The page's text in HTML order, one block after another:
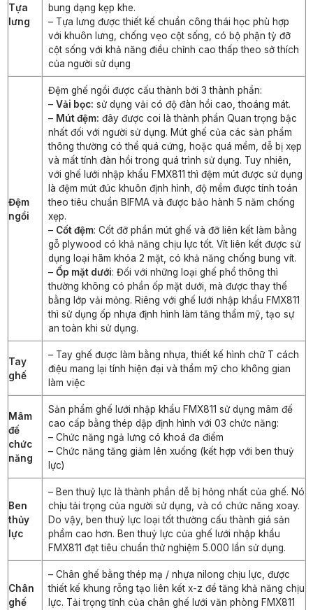
Tựa
lưng
bung dạng kẹp khe.
– Tựa lưng được thiết kế chuẩn công thái học phù hợp
với khuôn lưng, chống vẹo cột sống, có bộ phận tỳ đỡ
cột sống với khả năng điều chỉnh cao thấp theo sở thích
của người sử dụng
Đệm
ngồi
Đệm ghế ngồi được cấu thành bởi 3 thành phần:
– Vải bọc: sử dụng vải có độ đàn hồi cao, thoáng mát.
– Mút đệm: đây được coi là thành phần Quan trọng bậc
nhất đối với người sử dụng. Mút ghế của các sản phẩm
thông thường có thể quá cứng, hoặc quá mềm, dễ bị xẹp
và mất tính đàn hồi trong quá trình sử dụng. Tuy nhiên,
với ghế lưới nhập khẩu FMX811 thì đệm mút được sử dụng
là đệm mút đúc khuôn định hình, độ mềm được tính toán
theo tiêu chuẩn BIFMA và được bảo hành 5 năm chống
xẹp.
– Cốt đệm: Cốt đỡ phần mút ghế và đỡ liên kết làm bằng
gỗ plywood có khả năng chịu lực tốt. Vít liên kết được sử
dụng loại hãm khóa 2 mặt, có khả năng chống bung vít.
– Ốp mặt dưới: Đối với những loại ghế phổ thông thì
thường không có phần ốp mặt dưới, mà được thay thế
bằng lớp vải mỏng. Riêng với ghế lưới nhập khẩu FMX811
thì sử dụng ốp nhựa định hình làm tăng thẩm mỹ, tạo sự
an toàn khi sử dụng.
Tay
ghế
– Tay ghế được làm bằng nhựa, thiết kế hình chữ T cách
điệu mang lại tính hiện đại và thẩm mỹ cho không gian
làm việc
Mâm
đế
chức
năng
Sản phẩm ghế lưới nhập khẩu FMX811 sử dụng mâm đế
cao cấp bằng thép dập định hình với 03 chức năng:
– Chức năng ngả lưng có khoá đa điểm
– Chức năng tăng giảm lên xuống (kết hợp với ben thuỷ
lực)
Ben
thủy
lực
– Ben thuỷ lực là thành phần dễ bị hỏng nhất của ghế. Nó
chịu tải trọng của người sử dụng, và có chức năng xoay.
Do vậy, ben thuỷ lực loại tốt thường cấu thành giá sản
phẩm cao hơn. Ben thuỷ lực của ghế lưới nhập khẩu
FMX811 đạt tiêu chuẩn thử nghiệm 5.000 lần sử dụng.
Chân
ghế
– Chân ghế bằng thép mạ / nhựa nilong chịu lực, được
thiết kế khung rỗng tạo liên kết x-z để tăng khả năng chịu
lực. Tải trọng tĩnh của chân ghế lưới văn phòng FMX811